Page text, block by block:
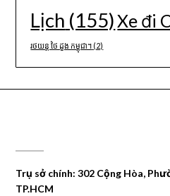
Lịch (155)Xe đi
រថយន្ត ថៃ ដួង កម្ពុជា។ (2)
Trụ sở chính: 302 Cộng Hòa,
TP.HCM